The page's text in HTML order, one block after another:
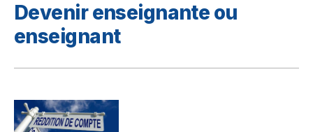
Devenir enseignante ou
enseignant